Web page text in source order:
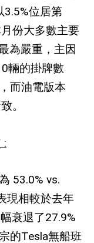
3.5%位居第
份大多數主要
為嚴重，主因
0輛的掛牌數
而油電版本
。
:
53.0% vs.
現相較於去年
衰退了27.9%
的Tesla無船班